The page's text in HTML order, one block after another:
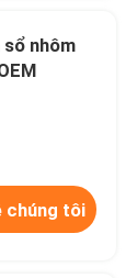
nhôm
chúng tôi